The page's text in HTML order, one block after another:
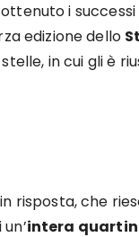
i
edizione dello
in cui gli è
risposta, che
intera